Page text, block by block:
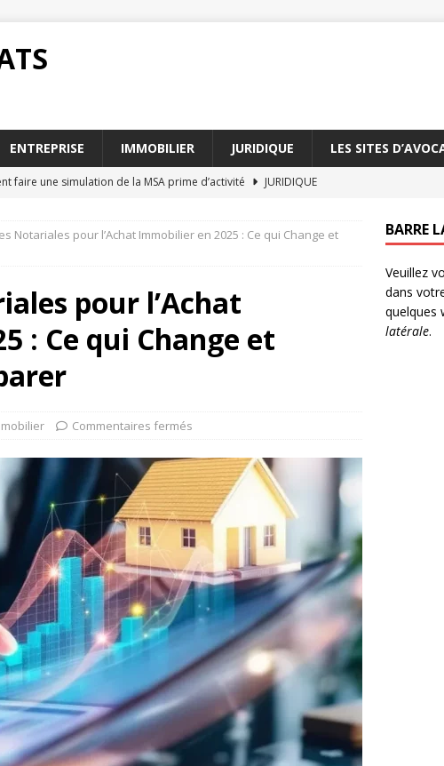
ENTREPRISE IMMOBILIER JURIDIQUE LES SITES
faire une simulation de la MSA prime d’activité
JURIDIQUE
de ressources pour la MSA prime d’activité
JURIDIQUE
pour optimiser votre MSA prime d’activité ENTREPRISE
Notariales pour l’Achat Immobilier en 2025 : Ce qui Change et
pour l’Achat
: Ce qui Change et
Commentaires fermés
BARRE
Veuillez
dans
quelques
latérale.